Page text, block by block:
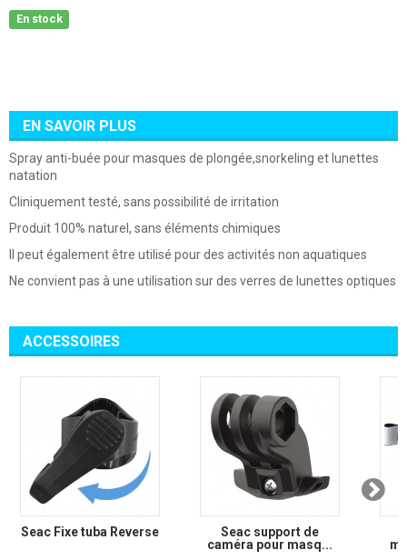
En stock
EN SAVOIR PLUS
Spray anti-buée pour masques de plongée,snorkeling et lunettes
natation
Cliniquement testé, sans possibilité de irritation
Produit 100% naturel, sans éléments chimiques
Il peut également être utilisé pour des activités non aquatiques
Ne convient pas à une utilisation sur des verres de lunettes optiques
ACCESSOIRES
Seac Fixe tuba Reverse
Seac support de
caméra pour masq...